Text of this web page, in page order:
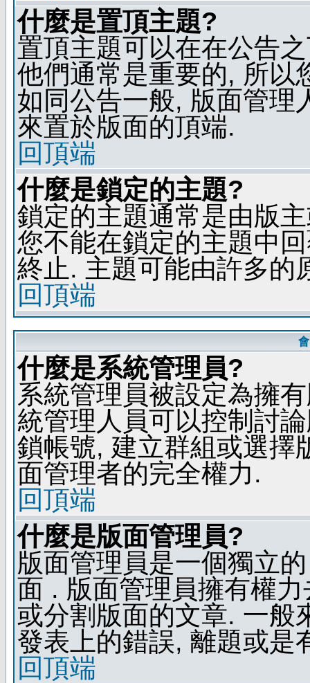
什麼是置頂主題?
置頂主題可以在在公告
他們通常是重要的, 所以
如同公告一般, 版面管理
來置於版面的頂端.
回頂端
什麼是鎖定的主題?
鎖定的主題通常是由版
您不能在鎖定的主題中
終止. 主題可能由許多的
回頂端
什麼是系統管理員?
系統管理員被設定為擁
統管理人員可以控制討
鎖帳號, 建立群組或選擇
面管理者的完全權力.
回頂端
什麼是版面管理員?
版面管理員是一個獨立
面 . 版面管理員擁有權
或分割版面的文章. 一般
發表上的錯誤, 離題或是
回頂端